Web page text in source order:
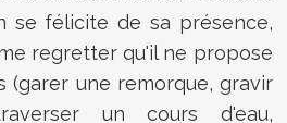
se félicite de sa présence,
regretter qu'il ne propose
(garer une remorque, gravir
un cours d'eau,